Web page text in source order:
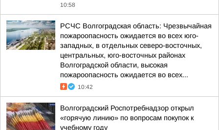
10:58
РСЧС Волгоградская область: Чрезвычайная
пожароопасность ожидается во всех юго-
западных, в отдельных северо-восточных,
центральных, юго-восточных районах
Волгоградской области, высокая
пожароопасность ожидается во всех...
10:42
Волгоградский Роспотребнадзор открыл
«горячую линию» по вопросам покупок к
учебному году